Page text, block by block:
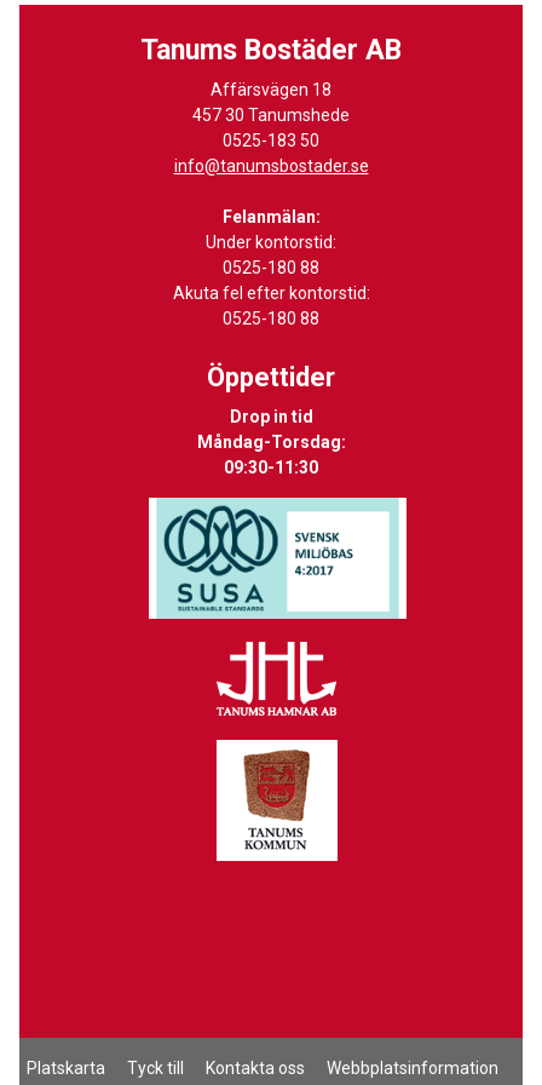
Tanums Bostäder AB
Affärsvägen 18
457 30 Tanumshede
0525-183 50
info@tanumsbostader.se
Felanmälan:
Under kontorstid:
0525-180 88
Akuta fel efter kontorstid:
0525-180 88
Öppettider
Drop in tid
Måndag-Torsdag:
09:30-11:30
Platskarta Tyck till Kontakta oss
Webbplatsinformation